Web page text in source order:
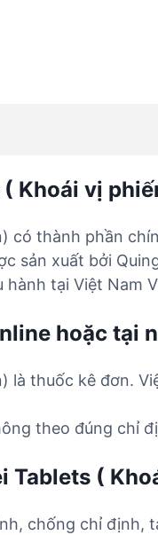
Khoái vị
có thành phần
sản xuất bởi
hành tại Việt Nam
hoặc tại
là thuốc kê đơn.
theo đúng chỉ
Tablets (
chống chỉ định,